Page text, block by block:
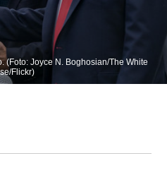
(Foto: Joyce N. Boghosian/The White
Flickr)